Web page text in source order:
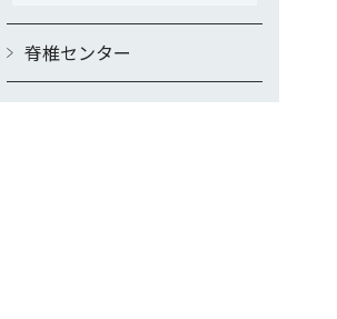
脊椎センター